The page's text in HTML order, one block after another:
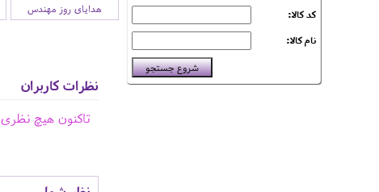
کد کالا:
نام کالا:
هدایای روز مهندس
نظرات کاربران
تاکنون هیچ